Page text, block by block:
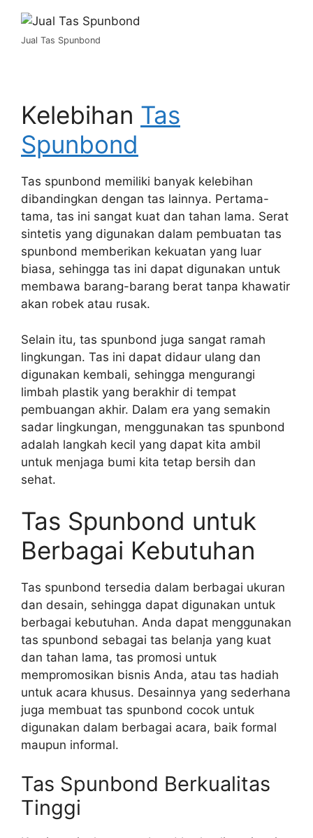
Jual Tas Spunbond
Kelebihan Tas
Spunbond
Tas spunbond memiliki banyak kelebihan
dibandingkan dengan tas lainnya. Pertama-
tama, tas ini sangat kuat dan tahan lama. Serat
sintetis yang digunakan dalam pembuatan tas
spunbond memberikan kekuatan yang luar
biasa, sehingga tas ini dapat digunakan untuk
membawa barang-barang berat tanpa khawatir
akan robek atau rusak.
Selain itu, tas spunbond juga sangat ramah
lingkungan. Tas ini dapat didaur ulang dan
digunakan kembali, sehingga mengurangi
limbah plastik yang berakhir di tempat
pembuangan akhir. Dalam era yang semakin
sadar lingkungan, menggunakan tas spunbond
adalah langkah kecil yang dapat kita ambil
untuk menjaga bumi kita tetap bersih dan
sehat.
Tas Spunbond untuk
Berbagai Kebutuhan
Tas spunbond tersedia dalam berbagai ukuran
dan desain, sehingga dapat digunakan untuk
berbagai kebutuhan. Anda dapat menggunakan
tas spunbond sebagai tas belanja yang kuat
dan tahan lama, tas promosi untuk
mempromosikan bisnis Anda, atau tas hadiah
untuk acara khusus. Desainnya yang sederhana
juga membuat tas spunbond cocok untuk
digunakan dalam berbagai acara, baik formal
maupun informal.
Tas Spunbond Berkualitas
Tinggi